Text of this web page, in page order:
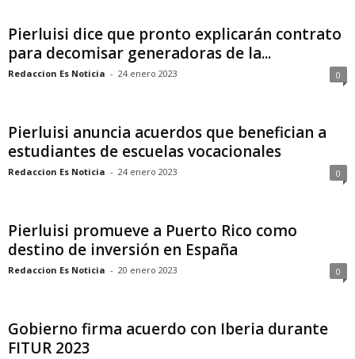
Pierluisi dice que pronto explicarán contrato
para decomisar generadoras de la...
Redaccion Es Noticia - 24 enero 2023 0
Pierluisi anuncia acuerdos que benefician a
estudiantes de escuelas vocacionales
Redaccion Es Noticia - 24 enero 2023 0
Pierluisi promueve a Puerto Rico como
destino de inversión en España
Redaccion Es Noticia - 20 enero 2023 0
Gobierno firma acuerdo con Iberia durante
FITUR 2023